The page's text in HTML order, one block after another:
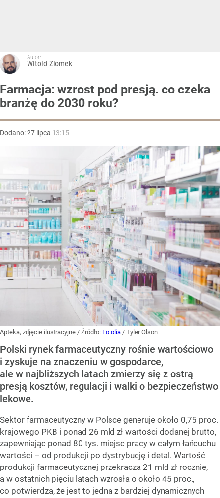
Autor:
Witold Ziomek
Farmacja: wzrost pod presją. co czeka
branżę do 2030 roku?
Dodano:27 lipca 13:15
Apteka, zdjęcie ilustracyjne / Źródło: Fotolia / Tyler Olson
Polski rynek farmaceutyczny rośnie wartościowo
i zyskuje na znaczeniu w gospodarce,
ale w najbliższych latach zmierzy się z ostrą
presją kosztów, regulacji i walki o bezpieczeństwo
lekowe.
Sektor farmaceutyczny w Polsce generuje około 0,75 proc.
krajowego PKB i ponad 26 mld zł wartości dodanej brutto,
zapewniając ponad 80 tys. miejsc pracy w całym łańcuchu
wartości – od produkcji po dystrybucję i detal. Wartość
produkcji farmaceutycznej przekracza 21 mld zł rocznie,
a w ostatnich pięciu latach wzrosła o około 45 proc.,
co potwierdza, że jest to jedna z bardziej dynamicznych